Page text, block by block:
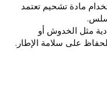
مادة تشحيم تعتمد
مثل الخدوش أو
على سلامة الإطار.